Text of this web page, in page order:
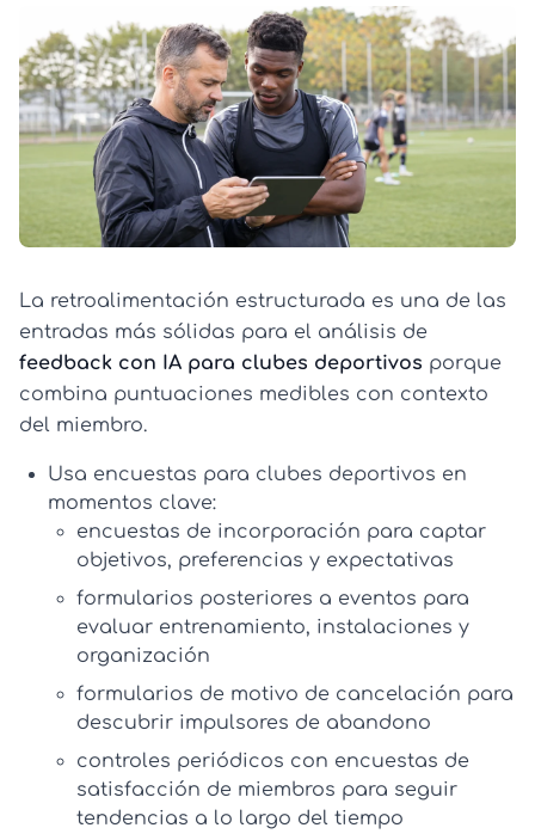
La retroalimentación estructurada es una de las
entradas más sólidas para el análisis de
feedback con IA para clubes deportivos porque
combina puntuaciones medibles con contexto
del miembro.
Usa encuestas para clubes deportivos en
momentos clave:
encuestas de incorporación para captar
objetivos, preferencias y expectativas
formularios posteriores a eventos para
evaluar entrenamiento, instalaciones y
organización
formularios de motivo de cancelación para
descubrir impulsores de abandono
controles periódicos con encuestas de
satisfacción de miembros para seguir
tendencias a lo largo del tiempo